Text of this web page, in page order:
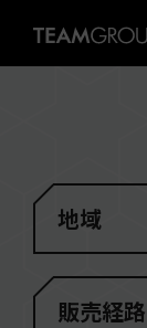
地域
販売経路